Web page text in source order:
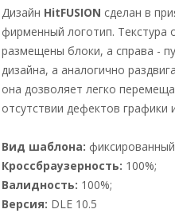
Дизайн HitFUSION сделан в
фирменный логотип. Текстура
размещены блоки, а справа -
дизайна, а аналогично
она дозволяет легко
отсутствии дефектов графики
Вид шаблона:
Кроссбраузерность: 100%;
Валидность: 100%;
Версия: DLE 10.5